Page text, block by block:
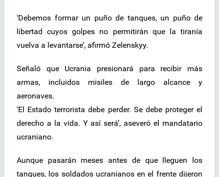
‘Debemos formar un puño de tanques, un puño de
libertad cuyos golpes no permitirán que la tiranía
vuelva a levantarse’, afirmó Zelenskyy.
Señaló que Ucrania presionará para recibir más
armas, incluidos misiles de largo alcance y
aeronaves.
‘El Estado terrorista debe perder. Se debe proteger el
derecho a la vida. Y así será’, aseveró el mandatario
ucraniano.
Aunque pasarán meses antes de que lleguen los
tanques, los soldados ucranianos en el frente dijeron